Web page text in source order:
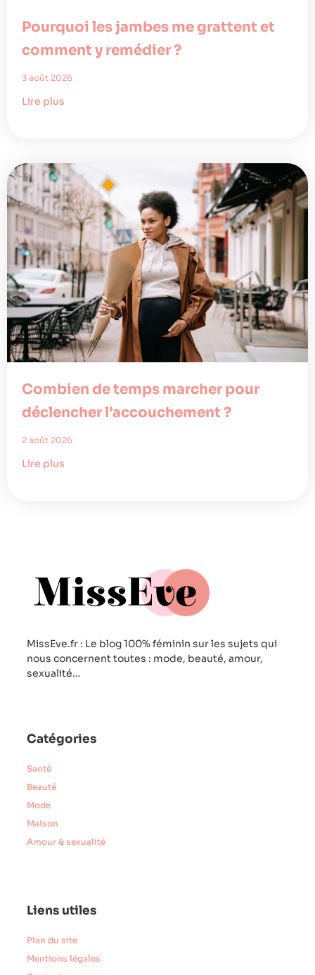
Pourquoi les jambes me grattent et
comment y remédier ?
3 août 2026
Lire plus
Combien de temps marcher pour
déclencher l’accouchement ?
2 août 2026
Lire plus
MissEve.fr : Le blog 100% féminin sur les sujets qui
nous concernent toutes : mode, beauté, amour,
sexualité…
Catégories
Santé
Beauté
Mode
Maison
Amour & sexualité
Liens utiles
Plan du site
Mentions légales